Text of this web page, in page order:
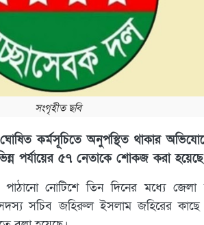
সংগৃহীত ছবি
কর্মসূচিতে অনুপস্থিত থাকার
পর্যায়ের ৫৭ নেতাকে শোকজ করা
নোটিশে তিন দিনের মধ্যে
সচিব জহিরুল ইসলাম জহিরের কাছে